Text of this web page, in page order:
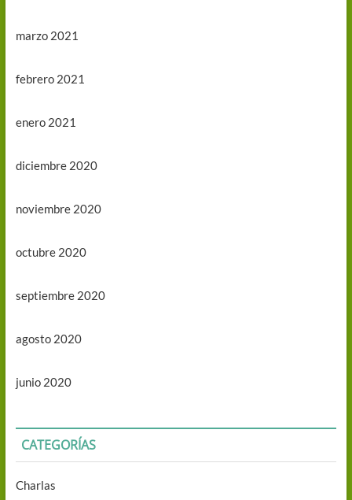
marzo 2021
febrero 2021
enero 2021
diciembre 2020
noviembre 2020
octubre 2020
septiembre 2020
agosto 2020
junio 2020
CATEGORÍAS
Charlas